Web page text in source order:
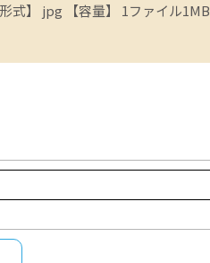
式】 jpg 【容量】 1ファイル1MB